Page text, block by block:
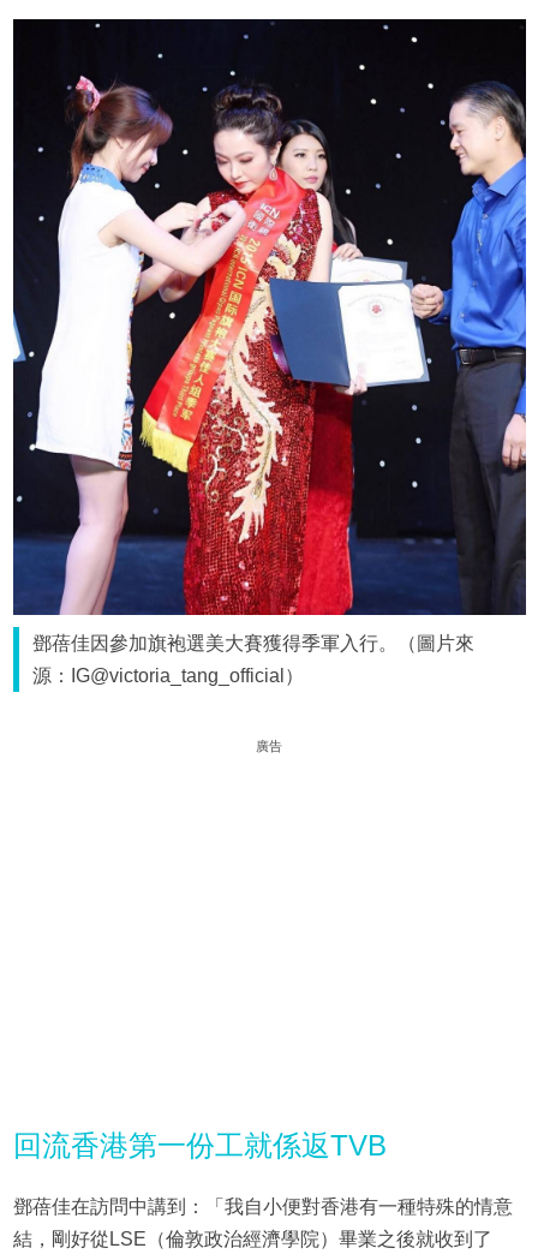
鄧蓓佳因參加旗袍選美大賽獲得季軍入行。（圖片來
源：IG@victoria_tang_official）
廣告
回流香港第一份工就係返TVB
鄧蓓佳在訪問中講到：「我自小便對香港有一種特殊的情意
結，剛好從LSE（倫敦政治經濟學院）畢業之後就收到了